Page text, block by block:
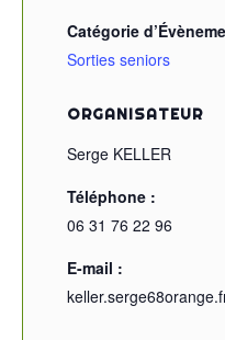
Catégorie
Sorties seniors
ORGANISATEUR
Serge KELLER
Téléphone :
06 31 76 22 96
E-mail :